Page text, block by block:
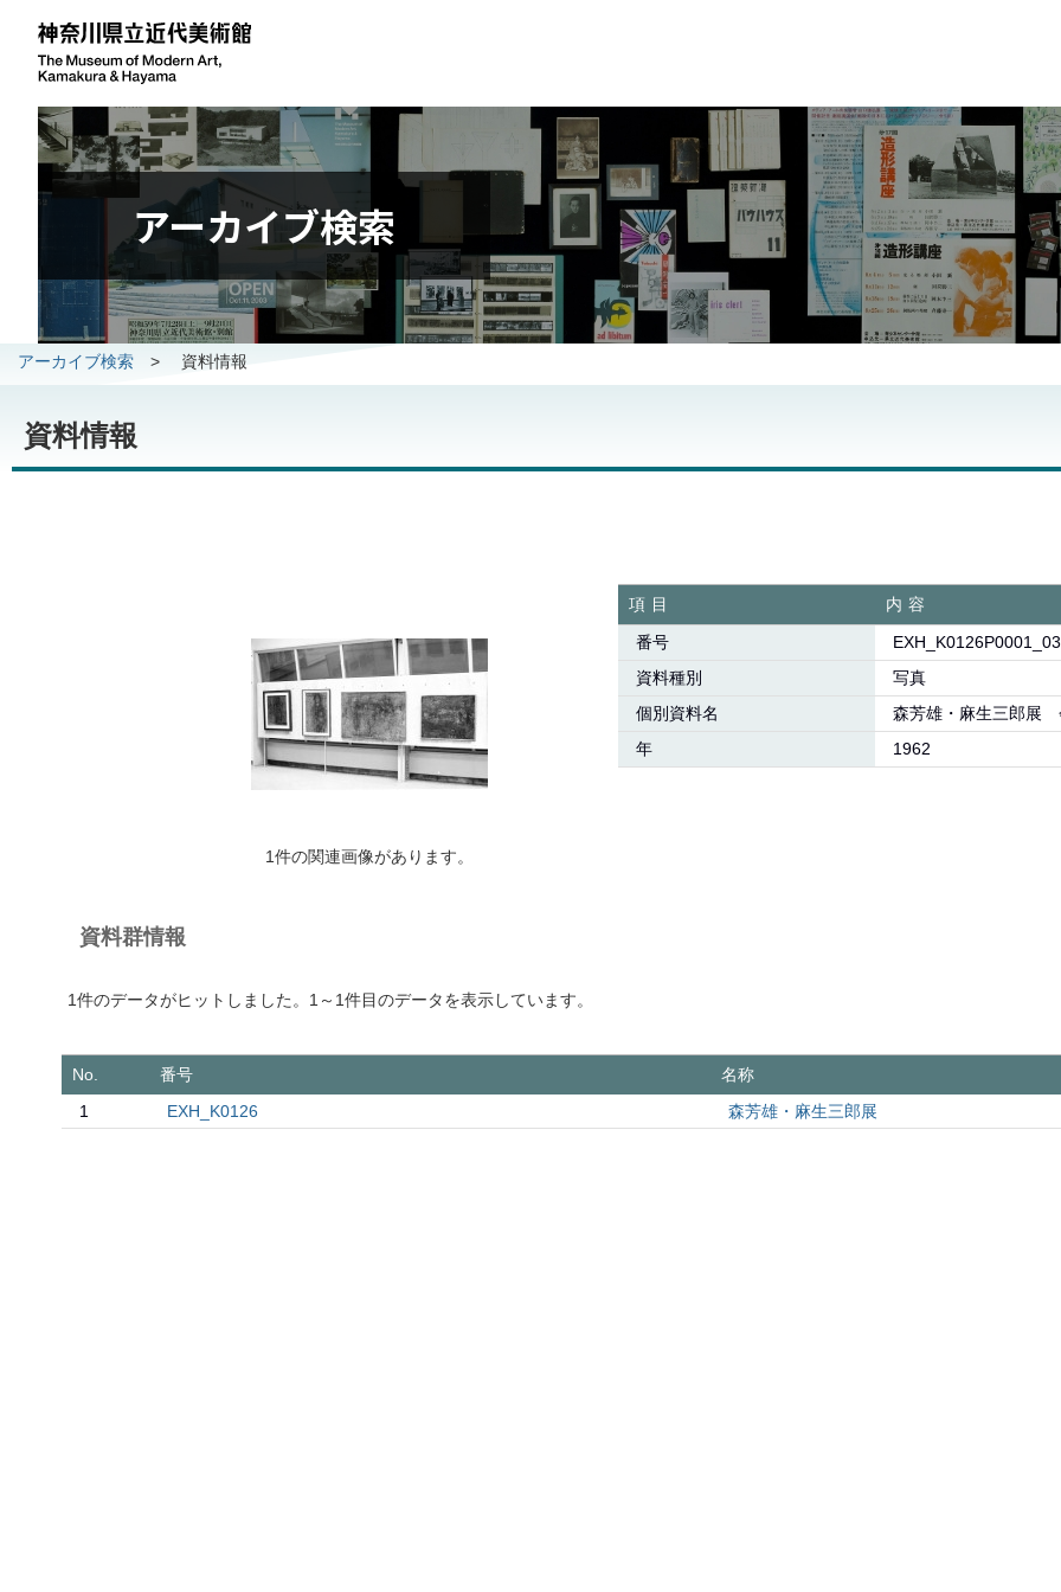
アーカイブ検索
アーカイブ検索 > 資料情報
資料情報
1件の関連画像があります。
項目
内容
番号
EXH_K0126P0001_03
資料種別
写真
個別資料名
森芳雄・麻生三郎展
年
1962
資料群情報
1件のデータがヒットしました。1～1件目のデータを表示しています。
No. 番号
名称
1
EXH_K0126 森芳雄・麻生三郎展